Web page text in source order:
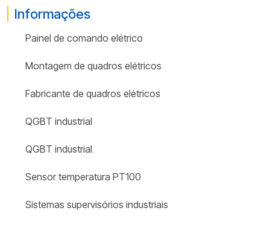
Informações
Painel de comando elétrico
Montagem de quadros elétricos
Fabricante de quadros elétricos
QGBT industrial
QGBT industrial
Sensor temperatura PT100
Sistemas supervisórios industriais